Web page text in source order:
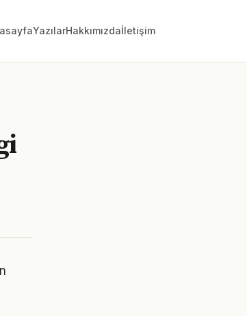
YazılarHakkımızdaİletişim